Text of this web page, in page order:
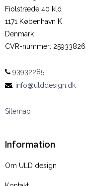
Fiolstræde 40 kld
1171 København K
Denmark
CVR-nummer: 25933826
93932285
: info@ulddesign.dk
Sitemap
Information
Om ULD design